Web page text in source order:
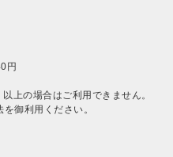
円
上の場合はご利用できません。
御利用ください。